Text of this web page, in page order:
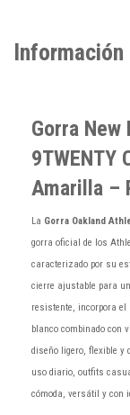
Gorra
9TWENTY
Amarilla –
La Gorra Oakland
gorra oficial de los
caracterizado por su
cierre ajustable para
resistente, incorpora el
blanco combinado con
diseño ligero, flexible y
uso diario, outfits
cómoda, versátil y con